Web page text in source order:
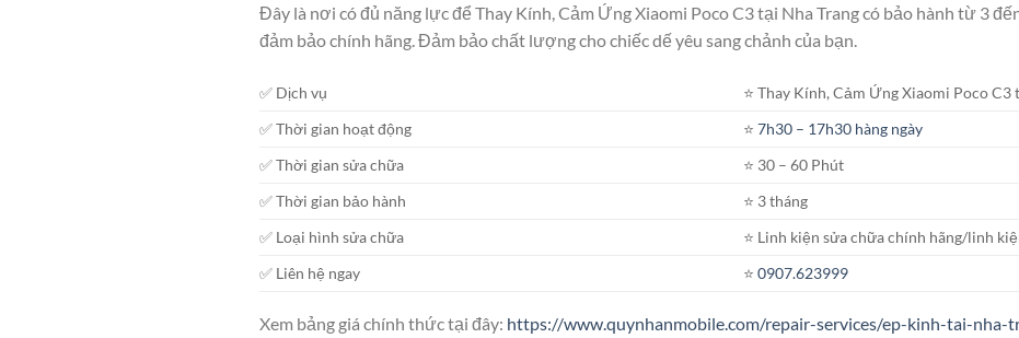
Đây là nơi có đủ năng lực để Thay Kính, Cảm Ứng Xiaomi Poco C3 tại Nha Trang có bảo hành từ 3
đảm bảo chính hãng. Đảm bảo chất lượng cho chiếc dế yêu sang chảnh của bạn.
✅ Dịch vụ
⭐️ Thay Kính, Cảm Ứng Xiaomi Poco C3
✅ Thời gian hoạt động
⭐️7h30 – 17h30 hàng ngày
✅ Thời gian sửa chữa
⭐️ 30 – 60 Phút
✅ Thời gian bảo hành
⭐️ 3 tháng
✅ Loại hình sửa chữa
⭐️ Linh kiện sửa chữa chính hãng/linh
✅ Liên hệ ngay
⭐️0907.623999
Xem bảng giá chính thức tại đây: https://www.quynhanmobile.com/repair-services/ep-kinh-tai-nha-